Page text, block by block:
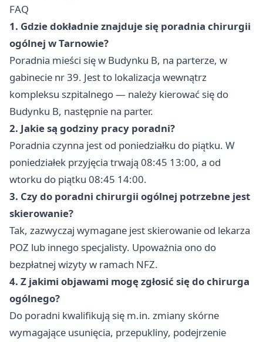
FAQ
1. Gdzie dokładnie znajduje się poradnia chirurgii
ogólnej w Tarnowie?
Poradnia mieści się w Budynku B, na parterze, w
gabinecie nr 39. Jest to lokalizacja wewnątrz
kompleksu szpitalnego — należy kierować się do
Budynku B, następnie na parter.
2. Jakie są godziny pracy poradni?
Poradnia czynna jest od poniedziałku do piątku. W
poniedziałek przyjęcia trwają 08:45 13:00, a od
wtorku do piątku 08:45 14:00.
3. Czy do poradni chirurgii ogólnej potrzebne jest
skierowanie?
Tak, zazwyczaj wymagane jest skierowanie od lekarza
POZ lub innego specjalisty. Upoważnia ono do
bezpłatnej wizyty w ramach NFZ.
4. Z jakimi objawami mogę zgłosić się do chirurga
ogólnego?
Do poradni kwalifikują się m.in. zmiany skórne
wymagające usunięcia, przepukliny, podejrzenie